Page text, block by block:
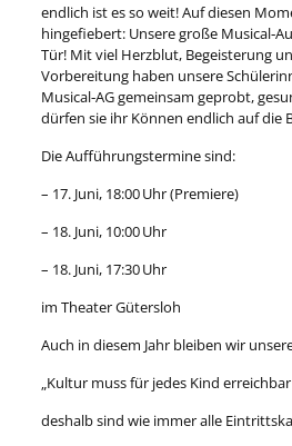
endlich ist es so weit! Auf diesen
hingefiebert: Unsere große
Tür! Mit viel Herzblut, Begeisterung
Vorbereitung haben unsere
Musical‑AG gemeinsam geprobt,
dürfen sie ihr Können endlich auf die
Die Aufführungstermine sind:
– 17. Juni, 18:00 Uhr (Premiere)
– 18. Juni, 10:00 Uhr
– 18. Juni, 17:30 Uhr
im Theater Gütersloh
Auch in diesem Jahr bleiben wir
„Kultur muss für jedes Kind
deshalb sind wie immer alle